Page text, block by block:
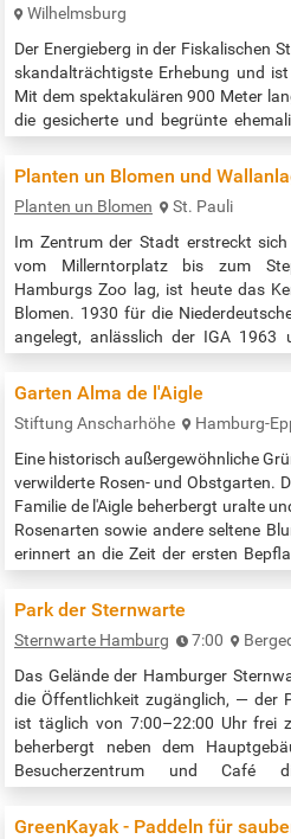
Wilhelmsburg
Der Energieberg in der Fiskalischen
skandalträchtigste Erhebung und
Mit dem spektakulären 900 Meter
die gesicherte und begrünte
regelmäßig Führungen zur
Mülldeponie zum Energieberg statt:
13.30 Uhr …
Planten un Blomen und
Planten un Blomen
St. Pauli
Im Zentrum der Stadt erstreckt
vom Millerntorplatz bis zum
Hamburgs Zoo lag, ist heute das
Blomen. 1930 für die
angelegt, anlässlich der IGA 1963
Wasserlichtorgel im Parksee, der
und der Restaurants.…
Garten Alma de l'Aigle
Stiftung Anscharhöhe
Hamburg-
Eine historisch außergewöhnliche
verwilderte Rosen- und Obstgarten.
Familie de l'Aigle beherbergt uralte
Rosenarten sowie andere seltene
erinnert an die Zeit der ersten
Stiftung Anscharhöhe, zugänglich
Park der Sternwarte
Sternwarte Hamburg 7:00
Das Gelände der Hamburger
die Öffentlichkeit zugänglich, — der
ist täglich von 7:00–22:00 Uhr frei
beherbergt neben dem
Besucherzentrum und Café
Informationstafeln. Weitere Infos des
GreenKayak - Paddeln für